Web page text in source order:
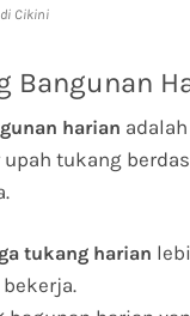
Cikini
Bangunan
harian adalah
tukang
tukang harian